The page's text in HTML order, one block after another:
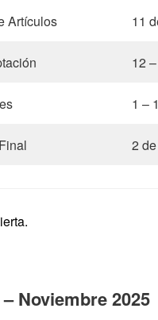
Artículos 11
12
1 –
2
Noviembre 2025